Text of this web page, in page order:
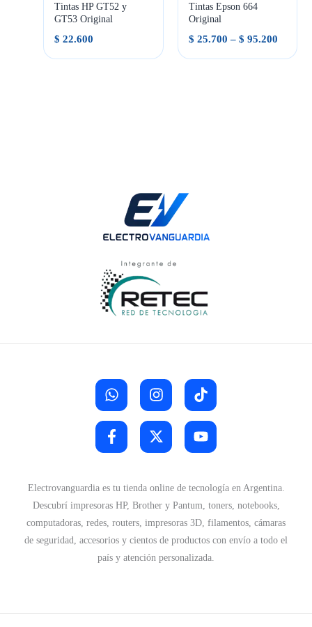
Tintas HP GT52 y
GT53 Original
$ 22.600
Tintas Epson 664
Original
$ 25.700 – $ 95.200Rango
Electrovanguardia es tu tienda online de tecnología en Argentina.
Descubrí impresoras HP, Brother y Pantum, toners, notebooks,
computadoras, redes, routers, impresoras 3D, filamentos, cámaras
de seguridad, accesorios y cientos de productos con envío a todo el
país y atención personalizada.